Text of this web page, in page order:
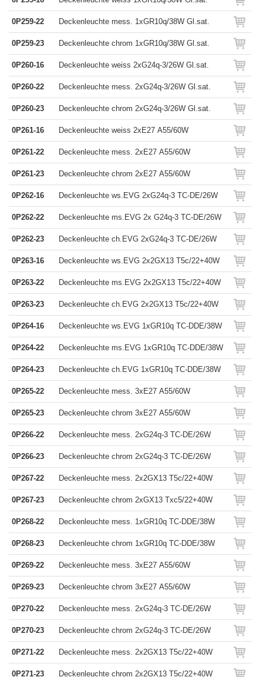
0P259-22 Deckenleuchte mess. 1xGR10q/38W Gl.sat.
0P259-23 Deckenleuchte chrom 1xGR10q/38W Gl.sat.
0P260-16 Deckenleuchte weiss 2xG24q-3/26W Gl.sat.
0P260-22 Deckenleuchte mess. 2xG24q-3/26W Gl.sat.
0P260-23 Deckenleuchte chrom 2xG24q-3/26W Gl.sat.
0P261-16 Deckenleuchte weiss 2xE27 A55/60W
0P261-22 Deckenleuchte mess. 2xE27 A55/60W
0P261-23 Deckenleuchte chrom 2xE27 A55/60W
0P262-16 Deckenleuchte ws.EVG 2xG24q-3 TC-DE/26W
0P262-22 Deckenleuchte ms.EVG 2x G24q-3 TC-DE/26W
0P262-23 Deckenleuchte ch.EVG 2xG24q-3 TC-DE/26W
0P263-16 Deckenleuchte ws.EVG 2x2GX13 T5c/22+40W
0P263-22 Deckenleuchte ms.EVG 2x2GX13 T5c/22+40W
0P263-23 Deckenleuchte ch.EVG 2x2GX13 T5c/22+40W
0P264-16 Deckenleuchte ws.EVG 1xGR10q TC-DDE/38W
0P264-22 Deckenleuchte ms.EVG 1xGR10q TC-DDE/38W
0P264-23 Deckenleuchte ch.EVG 1xGR10q TC-DDE/38W
0P265-22 Deckenleuchte mess. 3xE27 A55/60W
0P265-23 Deckenleuchte chrom 3xE27 A55/60W
0P266-22 Deckenleuchte mess. 2xG24q-3 TC-DE/26W
0P266-23 Deckenleuchte chrom 2xG24q-3 TC-DE/26W
0P267-22 Deckenleuchte mess. 2x2GX13 T5c/22+40W
0P267-23 Deckenleuchte chrom 2xGX13 Txc5/22+40W
0P268-22 Deckenleuchte mess. 1xGR10q TC-DDE/38W
0P268-23 Deckenleuchte chrom 1xGR10q TC-DDE/38W
0P269-22 Deckenleuchte mess. 3xE27 A55/60W
0P269-23 Deckenleuchte chrom 3xE27 A55/60W
0P270-22 Deckenleuchte mess. 2xG24q-3 TC-DE/26W
0P270-23 Deckenleuchte chrom 2xG24q-3 TC-DE/26W
0P271-22 Deckenleuchte mess. 2x2GX13 T5c/22+40W
0P271-23 Deckenleuchte chrom 2x2GX13 T5c/22+40W